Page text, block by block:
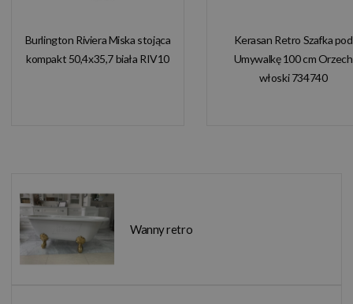
Burlington Riviera Miska stojąca
kompakt 50,4x35,7 biała RIV10
Kerasan Retro Szafka pod
Umywalkę 100 cm Orzech
włoski 734740
Wanny retro